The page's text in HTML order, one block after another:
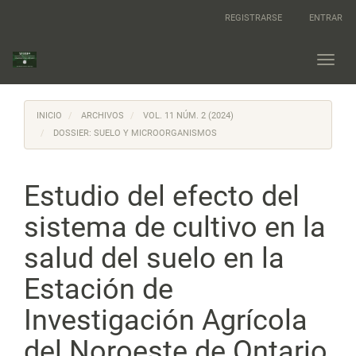
principal
Barra
lateral
REGISTRARSE ENTRAR
INICIO ARCHIVOS
VOL. 11 NÚM. 2 (2024)
DOSSIER: SUELO Y MICROORGANISMOS
Estudio del efecto del
sistema de cultivo en la
salud del suelo en la
Estación de
Investigación Agrícola